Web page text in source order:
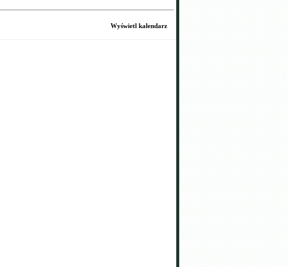
Wyświetl kalendarz